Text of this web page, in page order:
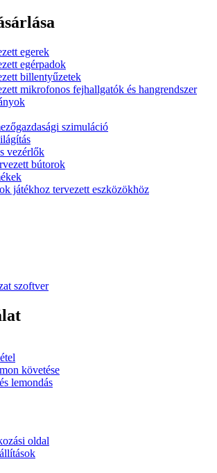
egerek
egérpadok
billentyűzetek
mikrofonos fejhallgatók és hangrendszer
szimuláció
vezérlők
bútorok
játékhoz tervezett eszközökhöz
szoftver
követése
lemondás
oldal